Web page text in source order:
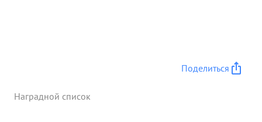
НИКИФОРОВЫМ сбили ФВ-189 который упал в
паре с тов. ГУЛАЕВЫМ сбили трансортный самолет
Поделиться
Наградной список